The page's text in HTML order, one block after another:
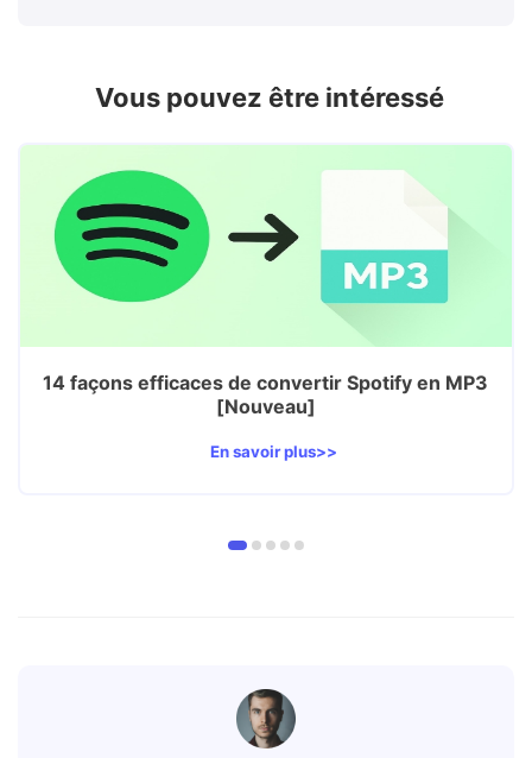
Vous pouvez être intéressé
14 façons efficaces de convertir Spotify en MP3
[Nouveau]
En savoir plus>>